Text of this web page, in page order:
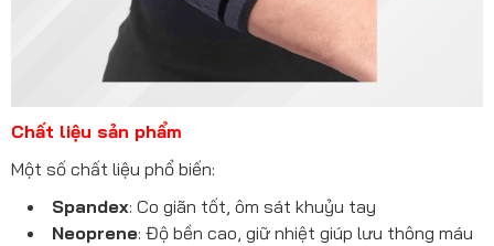
Chất liệu sản phẩm
Một số chất liệu phổ biến:
Spandex: Co giãn tốt, ôm sát khuỷu tay
Neoprene: Độ bền cao, giữ nhiệt giúp lưu thông máu